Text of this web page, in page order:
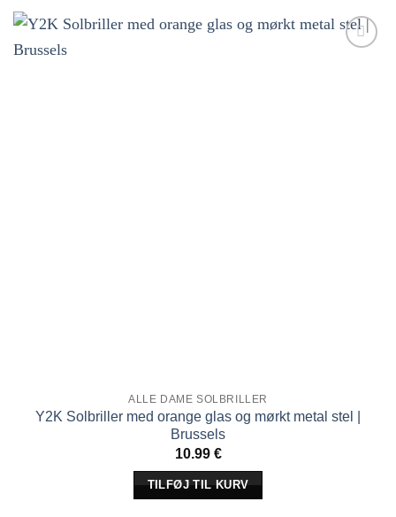
ALLE DAME SOLBRILLER
Y2K Solbriller med orange glas og mørkt metal stel |
Brussels
10.99 €
TILFØJ TIL KURV